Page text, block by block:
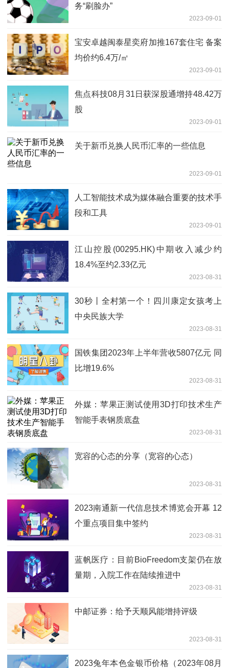
务“刷脸办”
2023-09-01
宝安卓越闽泰星奕府加推167套住宅 备案
均价约6.4万/㎡
2023-09-01
焦点科技08月31日获深股通增持48.42万
股
2023-09-01
关于新币兑换人民币汇率的一些信息
2023-09-01
人工智能技术成为媒体融合重要的技术手
段和工具
2023-09-01
江山控股(00295.HK)中期收入减少约
18.4%至约2.33亿元
2023-08-31
30秒丨全村第一个！四川康定女孩考上
中央民族大学
2023-08-31
国铁集团2023年上半年营收5807亿元 同
比增19.6%
2023-08-31
外媒：苹果正测试使用3D打印技术生产
智能手表钢质底盘
2023-08-31
宽容的心态的分享（宽容的心态）
2023-08-31
2023南通新一代信息技术博览会开幕 12
个重点项目集中签约
2023-08-31
蓝帆医疗：目前BioFreedom支架仍在放
量期，入院工作在陆续推进中
2023-08-31
中邮证券：给予天顺风能增持评级
2023-08-31
2023兔年本色金银币价格（2023年08月